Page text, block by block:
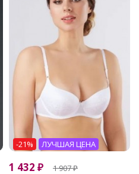
-21% ЛУЧШАЯ ЦЕНА
1 432 ₽ 1 907₽